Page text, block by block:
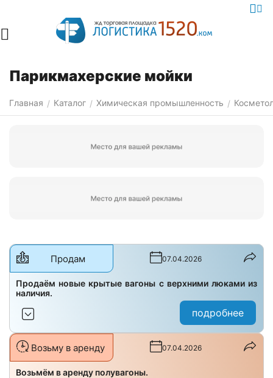
Парикмахерские мойки
Главная / Каталог / Химическая промышленность /
Продам 07.04.2026
Продаём новые крытые вагоны с верхними люками из
наличия.
подробнее
Возьму в аренду 07.04.2026
Возьмём в аренду полувагоны.